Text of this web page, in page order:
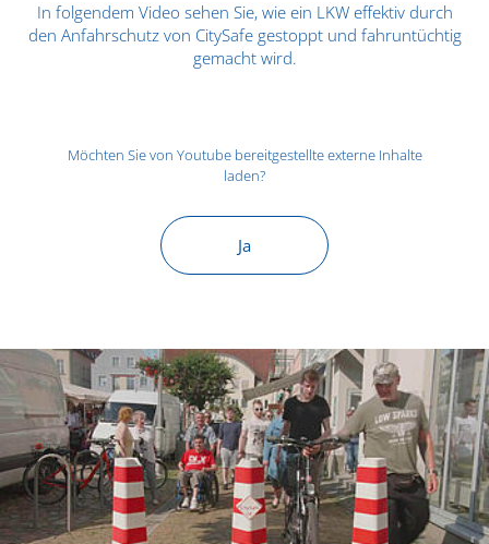
In folgendem Video sehen Sie, wie ein LKW effektiv durch
den Anfahrschutz von CitySafe gestoppt und fahruntüchtig
gemacht wird.
Möchten Sie von Youtubebereitgestellte externe Inhalte
laden?
Ja